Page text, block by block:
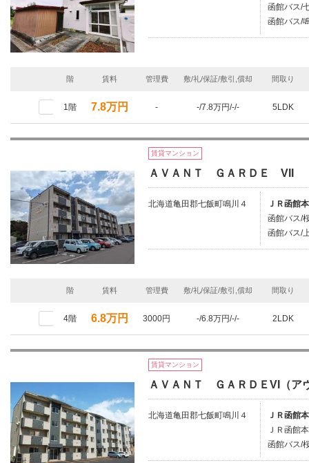
函館バス/
函館バス/
階 賃料 管理費 敷/礼/保証/敷引,償却 間取り
1階 7.8万円 - -/7.8万円/-/- 5LDK
賃貸マンション
ＡＶＡＮＴ ＧＡＲＤＥ VII
北海道亀田郡七飯町鳴川４
ＪＲ函館
函館バス/
函館バス/
階 賃料 管理費 敷/礼/保証/敷引,償却 間取り
4階 6.8万円 3000円 -/6.8万円/-/- 2LDK
賃貸マンション
ＡＶＡＮＴ ＧＡＲＤＥVI（ア
北海道亀田郡七飯町鳴川４
ＪＲ函館
ＪＲ函館
函館バス/